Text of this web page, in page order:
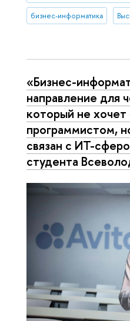
бизнес-информатика
«Бизнес-
направление для
который не хочет
программистом,
связан с ИТ-
студента